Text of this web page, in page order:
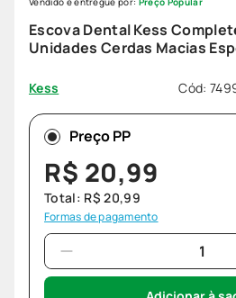
Escova Dental Kess
Unidades Cerdas Macias
Kess Cód:
Preço PP
R$ 20,99
Total: R$ 20,99
Formas de pagamento